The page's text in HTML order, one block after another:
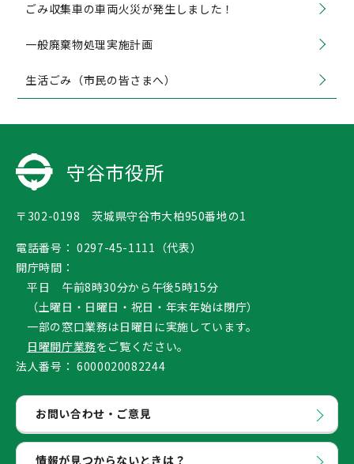
ごみ収集車の車両火災が発生しました！
一般廃棄物処理実施計画
生活ごみ（市民の皆さまへ）
守谷市役所
〒302-0198 茨城県守谷市大柏950番地の1
電話番号： 0297-45-1111（代表）
開庁時間：
平日 午前8時30分から午後5時15分
（土曜日・日曜日・祝日・年末年始は閉庁）
一部の窓口業務は日曜日に実施しています。
日曜開庁業務をご覧ください。
法人番号： 6000020082244
お問い合わせ・ご意見
情報が見つからないときは？